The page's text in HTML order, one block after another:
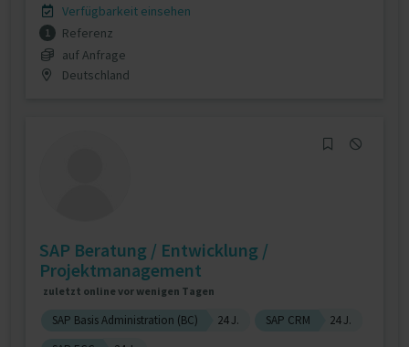
Verfügbarkeit einsehen
1
Referenz
auf Anfrage
Deutschland
SAP Beratung / Entwicklung /
Projektmanagement
zuletzt online vor wenigen Tagen
SAP Basis Administration (BC) 24 J. SAP CRM
24 J.